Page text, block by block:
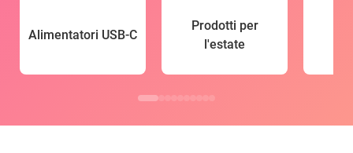
Alimentatori USB-C
Prodotti per
l'estate